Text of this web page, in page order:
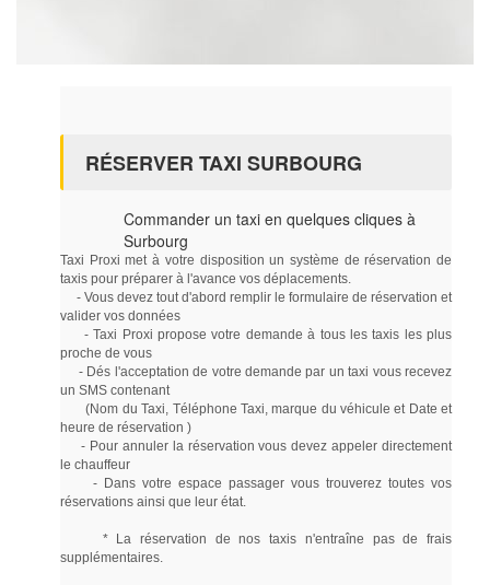
RÉSERVER TAXI SURBOURG
Commander un taxi en quelques cliques à
Surbourg
Taxi Proxi met à votre disposition un système de réservation de
taxis pour préparer à l'avance vos déplacements.
- Vous devez tout d'abord remplir le formulaire de réservation et
valider vos données
- Taxi Proxi propose votre demande à tous les taxis les plus
proche de vous
- Dés l'acceptation de votre demande par un taxi vous recevez
un SMS contenant
(Nom du Taxi, Téléphone Taxi, marque du véhicule et Date et
heure de réservation )
- Pour annuler la réservation vous devez appeler directement
le chauffeur
- Dans votre espace passager vous trouverez toutes vos
réservations ainsi que leur état.
* La réservation de nos taxis n'entraîne pas de frais
supplémentaires.